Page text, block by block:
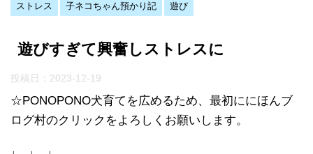
ストレス 子ネコちゃん預かり記 遊び
遊びすぎて興奮しストレスに
投稿日： 2023-12-19
☆PONOPONO犬育てを広めるため、最初ににほんブ
ログ村のクリックをよろしくお願いします。